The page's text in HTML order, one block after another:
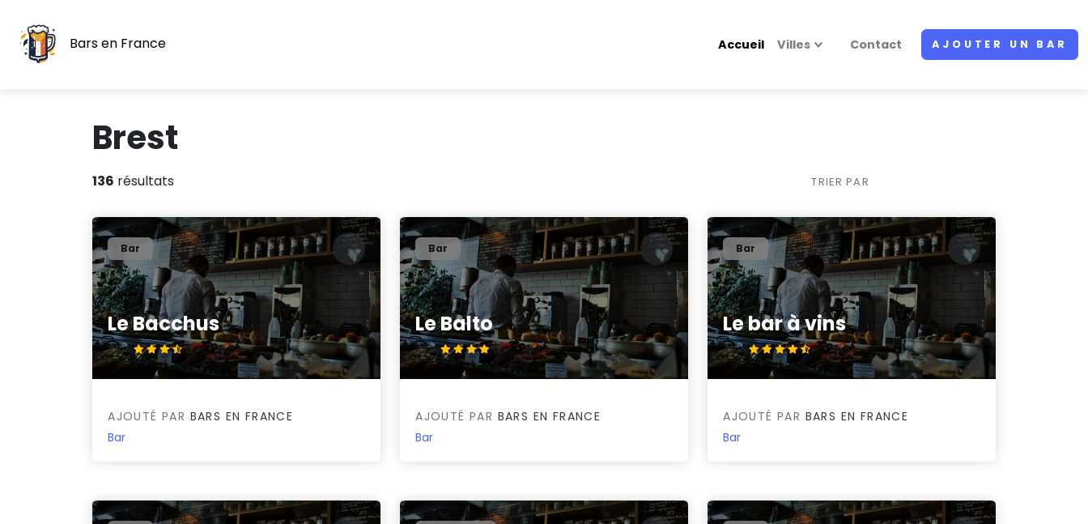
Bars en France Accueil Villes Contact AJOUTER UN BAR
Brest
136 résultats TRIER PAR
Le Bacchus
3.8/5
Bar
AJOUTÉ PAR BARS EN FRANCE
Bar
Le Balto
4.3/5
Bar
AJOUTÉ PAR BARS EN FRANCE
Bar
Le bar à vins
4.8/5
Bar
AJOUTÉ PAR BARS EN FRANCE
Bar